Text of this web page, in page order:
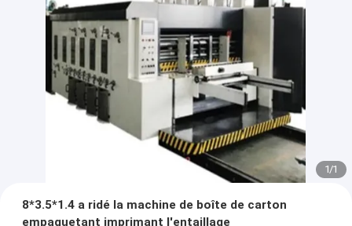
1/1
8*3.5*1.4 a ridé la machine de boîte de carton
empaquetant imprimant l'entaillage